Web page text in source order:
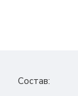
Состав: